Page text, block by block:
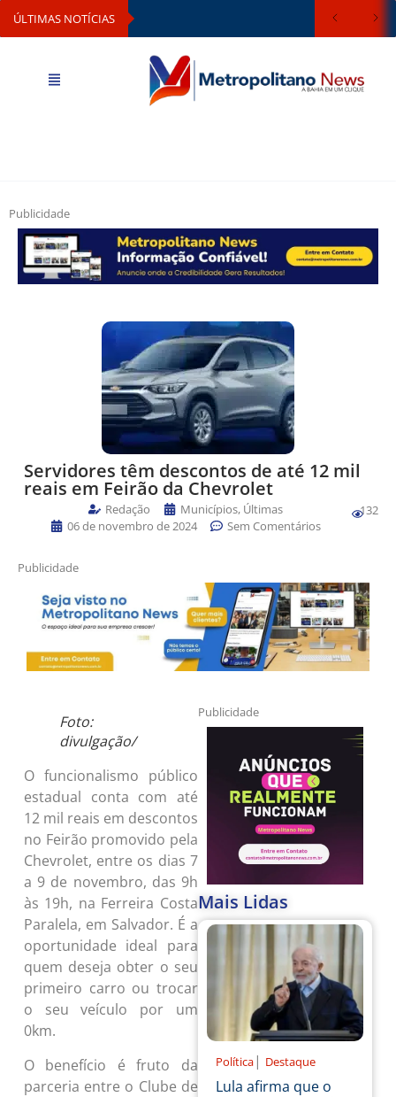
ÚLTIMAS NOTÍCIAS
Publicidade
Servidores têm descontos de até 12 mil
reais em Feirão da Chevrolet
Redação Municípios, Últimas
06 de novembro de 2024
Sem Comentários
132
Publicidade
Foto:
divulgação/
O funcionalismo público
estadual conta com até
12 mil reais em descontos
no Feirão promovido pela
Chevrolet, entre os dias 7
a 9 de novembro, das 9h
às 19h, na Ferreira Costa
Paralela, em Salvador. É a
oportunidade ideal para
quem deseja obter o seu
primeiro carro ou trocar
o seu veículo por um
0km.
O benefício é fruto da
parceria entre o Clube de
Publicidade
Mais Lidas
Política | Destaque
Lula afirma que o